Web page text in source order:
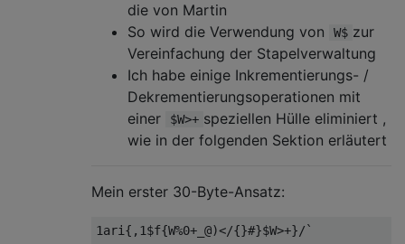
die von Martin
So wird die Verwendung von
W$ zur
Vereinfachung der Stapelverwaltung
Ich habe einige Inkrementierungs- /
Dekrementierungsoperationen mit
einer
$W>+ speziellen Hülle eliminiert ,
wie in der folgenden Sektion erläutert
Mein erster 30-Byte-Ansatz: